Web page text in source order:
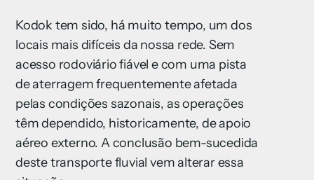
Kodok tem sido, há muito tempo, um dos
locais mais difíceis da nossa rede. Sem
acesso rodoviário fiável e com uma pista
de aterragem frequentemente afetada
pelas condições sazonais, as operações
têm dependido, historicamente, de apoio
aéreo externo. A conclusão bem-sucedida
deste transporte fluvial vem alterar essa